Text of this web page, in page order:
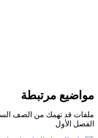
مواضيع مرتبطة
ملفات قد تهمك من الصف
الفصل الأول